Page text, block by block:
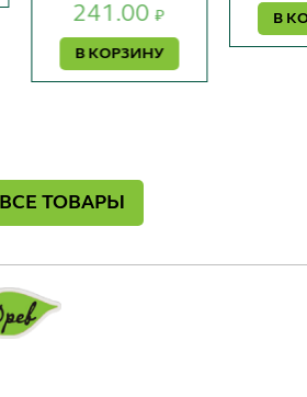
241.00₽
В КОРЗИНУ
В
ВСЕ ТОВАРЫ